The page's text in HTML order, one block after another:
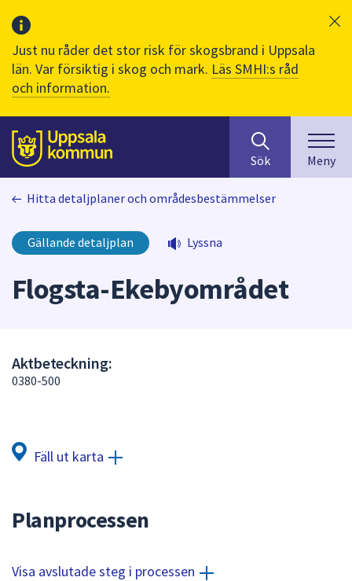
Just nu råder det stor risk för skogsbrand i Uppsala
län. Var försiktig i skog och mark. Läs SMHI:s råd
och information.
Till sidans
huvudinnehåll
efter
innehåll
på
webbplatsen.
skriva
i
Sök Meny
Hitta detaljplaner och områdesbestämmelser
Gällande detaljplan Lyssna
Flogsta-Ekebyområdet
Aktbeteckning:
0380-500
Fäll ut karta
Planprocessen
Visa avslutade steg i processen